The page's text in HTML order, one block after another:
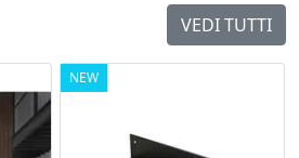
VEDI TUTTI
NEW